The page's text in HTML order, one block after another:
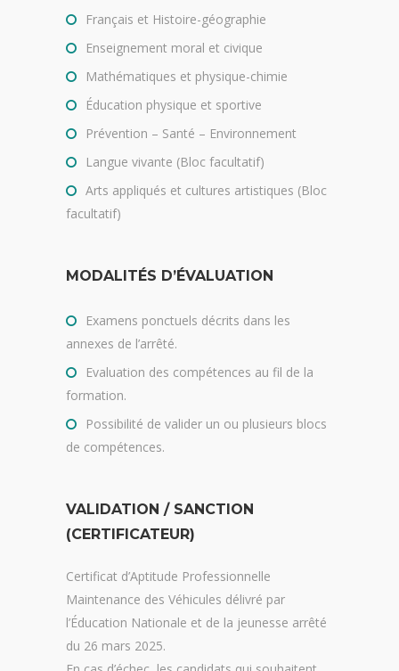
Français et Histoire-géographie
Enseignement moral et civique
Mathématiques et physique-chimie
Éducation physique et sportive
Prévention – Santé – Environnement
Langue vivante (Bloc facultatif)
Arts appliqués et cultures artistiques (Bloc
facultatif)
MODALITÉS D’ÉVALUATION
Examens ponctuels décrits dans les
annexes de l’arrêté.
Evaluation des compétences au fil de la
formation.
Possibilité de valider un ou plusieurs blocs
de compétences.
VALIDATION / SANCTION
(CERTIFICATEUR)
Certificat d’Aptitude Professionnelle
Maintenance des Véhicules délivré par
l’Éducation Nationale et de la jeunesse arrêté
du 26 mars 2025.